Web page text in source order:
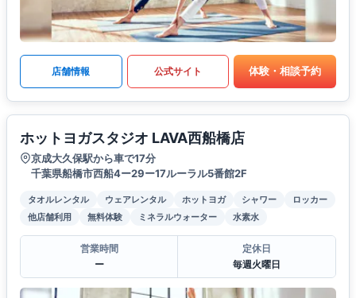
店舗情報 公式サイト 体験・相談予約
ホットヨガスタジオ LAVA西船橋店
京成大久保駅から車で17分
千葉県船橋市西船4ー29ー17ルーラル5番館2F
タオルレンタル ウェアレンタル ホットヨガ シャワー
ロッカー
他店舗利用
無料体験 ミネラルウォーター 水素水
営業時間
ー
定休日
毎週火曜日